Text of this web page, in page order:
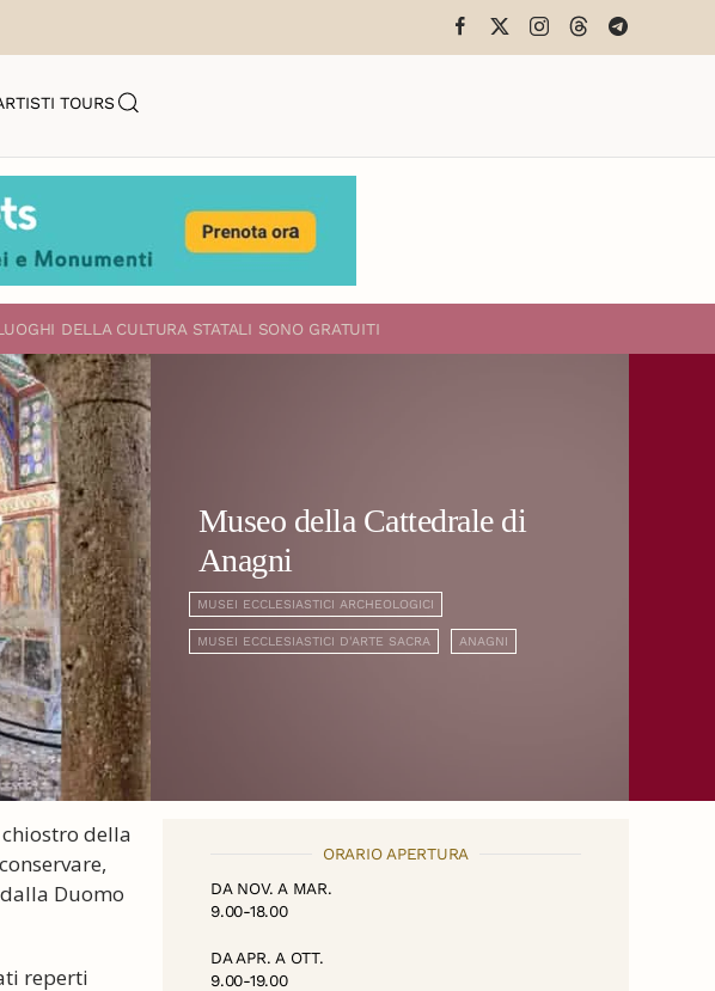
TOURS
DELLA CULTURA STATALI SONO GRATUITI
Museo della Cattedrale di
Anagni
MUSEI ECCLESIASTICI ARCHEOLOGICI
MUSEI ECCLESIASTICI D'ARTE SACRA ANAGNI
della
Duomo
reperti
ORARIO APERTURA
DA NOV. A MAR.
9.00-18.00
DA APR. A OTT.
9.00-19.00